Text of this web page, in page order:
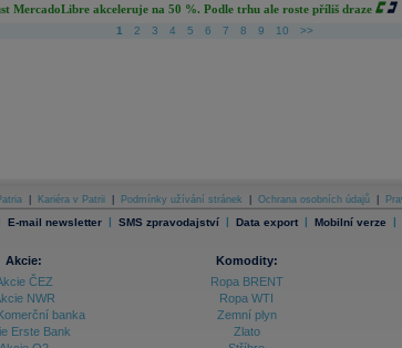
MercadoLibre akceleruje na 50 %. Podle trhu ale roste příliš draze
1 2 3 4 5 6 7 8 9 10 >>
Kariéra v Patrii Podmínky užívání stránek Ochrana osobních údajů
E-mail newsletter | SMS zpravodajství | Data export | Mobilní verze |
Akcie:
ČEZ
NWR
banka
Erste Bank
Komodity:
Ropa BRENT
Ropa WTI
Zemní plyn
Zlato